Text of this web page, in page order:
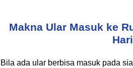
Makna Ular Masuk ke
Hari
Bila ada ular berbisa masuk pada